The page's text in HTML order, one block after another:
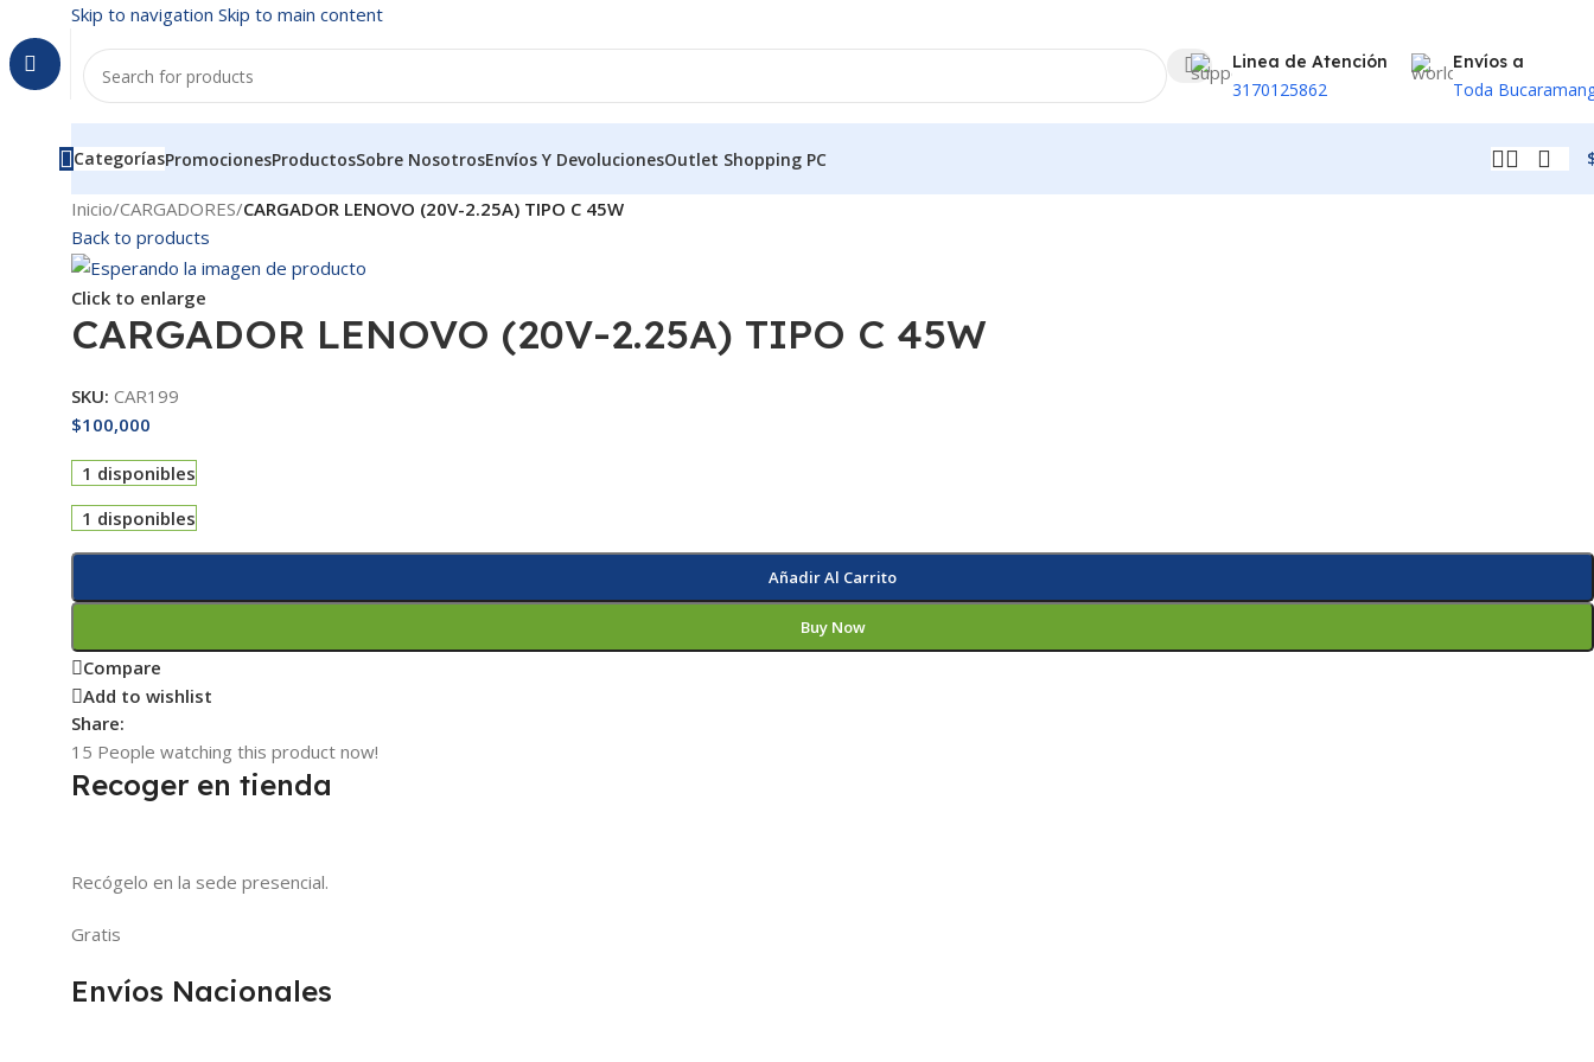
Skip to navigation Skip to main content
Linea de Atención
3170125862
Envíos a
Toda
CategoríasPromocionesProductosSobre NosotrosEnvíos Y DevolucionesOutlet Shopping PC
Inicio/CARGADORES/CARGADOR LENOVO (20V-2.25A) TIPO C 45W
Back to products
Click to enlarge
CARGADOR LENOVO (20V-2.25A) TIPO C 45W
SKU: CAR199
$100,000
1 disponibles
1 disponibles
Añadir Al Carrito
Buy Now
Compare
Add to wishlist
Share:
15 People watching this product now!
Recoger en tienda
Recógelo en la sede presencial.
Gratis
Envíos Nacionales